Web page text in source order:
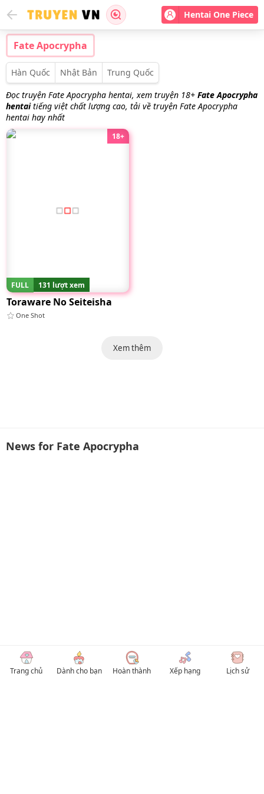
Hentai One Piece
Trang chủ Dành cho bạn Hoàn thành Xếp hạng Lịch sử
Fate Apocrypha
Hàn Quốc Nhật Bản
Trung Quốc
Đọc truyện Fate Apocrypha hentai, xem truyện 18+ Fate Apocrypha
hentaitiếng việt chất lượng cao, tải về truyện Fate Apocrypha
hentai hay nhất
18+
FULL 131 lượt xem
Toraware No Seiteisha
One Shot
Xem thêm
News for Fate Apocrypha